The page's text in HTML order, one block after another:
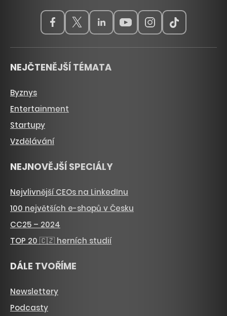
NEJČTENĚJŠÍ TÉMATA
Byznys
Entertainment
Startupy
Vzdělávání
NEJNOVĚJŠÍ SPECIÁLY
Nejvlivnější CEOs na LinkedInu
100 největších e-shopů v Česku
CC25 – 2024
TOP 20 🇨🇿 herních studií
DÁLE TVOŘÍME
Newslettery
Podcasty